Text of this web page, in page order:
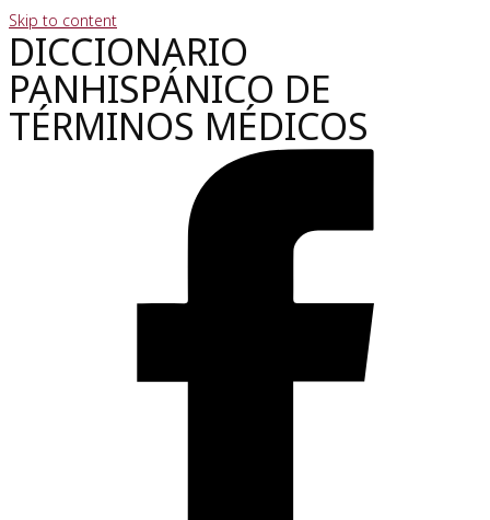
Skip to content
DICCIONARIO
PANHISPÁNICO DE
TÉRMINOS MÉDICOS